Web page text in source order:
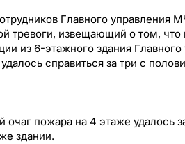
Главного
тревоги, извещающий о том,
из 6-этажного здания
справиться за три с
очаг пожара на 4 этаже удалось
здании.